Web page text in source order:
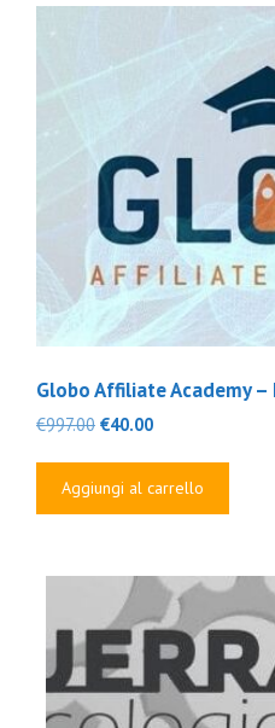
Globo Affiliate Academy –
€997.00 Il
era:
€40.00Il
è:
Aggiungi al carrello